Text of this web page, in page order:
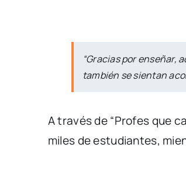
“Gracias por
también se sientan
A través de “Profes que
miles de estudiantes,